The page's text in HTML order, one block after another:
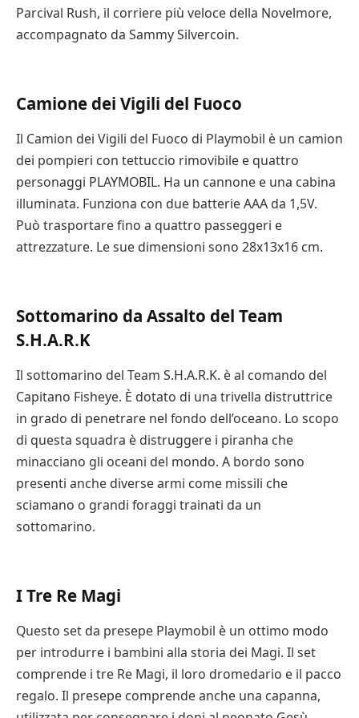
questo modo, potrete creare un playset che si adatti
al tema del vostro bambino. Un set molto popolare, il
cavalli armati, pareti a scomparsa e altri accessori
divertenti. Il bambino potrà immaginare di giocare in
un mondo fantastico e divertirsi molto.
48 Migliori Lego Più
Venduti da Regalare a
Natale : Top 2024 con
Anche se i set Playmobil non sono così popolari come
i Lego, sono un ottimo modo per stimolare
l’immaginazione del bambino e sviluppare la sua
creatività durante il gioco. I set Playmobil offrono
anche la possibilità di costruire un ambiente realistico
con scene e oggetti realistici. I pezzi sono anche
mobili, quindi il bambino può usare la sua
immaginazione per creare un mondo che
corrisponda ai suoi interessi. Ricordate però che il
Un’altra grande opzione per i bambini è il jet privato
Playmobil. Questo elegante aereo nero e grigio può
ospitare due passeggeri e i loro bagagli. Oltre ad
essere un ottimo modo per stimolare la creatività del
bambino, il jet privato Playmobil può anche
Parcival Rush, il corriere più veloce della Novelmore,
accompagnato da Sammy Silvercoin.
Camione dei Vigili del Fuoco
Il Camion dei Vigili del Fuoco di Playmobil è un camion
dei pompieri con tettuccio rimovibile e quattro
personaggi PLAYMOBIL. Ha un cannone e una cabina
illuminata. Funziona con due batterie AAA da 1,5V.
Può trasportare fino a quattro passeggeri e
attrezzature. Le sue dimensioni sono 28x13x16 cm.
Sottomarino da Assalto del Team
S.H.A.R.K
Il sottomarino del Team S.H.A.R.K. è al comando del
Capitano Fisheye. È dotato di una trivella distruttrice
in grado di penetrare nel fondo dell’oceano. Lo scopo
di questa squadra è distruggere i piranha che
minacciano gli oceani del mondo. A bordo sono
presenti anche diverse armi come missili che
sciamano o grandi foraggi trainati da un
sottomarino.
I Tre Re Magi
Questo set da presepe Playmobil è un ottimo modo
per introdurre i bambini alla storia dei Magi. Il set
comprende i tre Re Magi, il loro dromedario e il pacco
regalo. Il presepe comprende anche una capanna,